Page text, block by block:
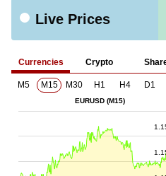
Live Prices